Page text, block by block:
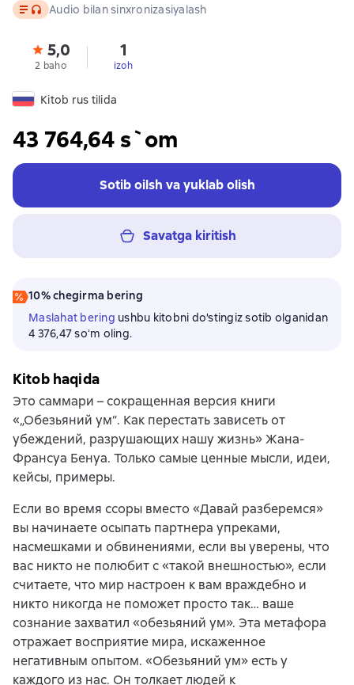
Matn, audio format mavjud
Audio bilan sinxronizasiyalash
5,0
2 baho
1
izoh
Kitob rus tilida
43 764,64 s`om
Sotib oilsh va yuklab olish
Savatga kiritish
10% chegirma bering
Maslahat bering ushbu kitobni do'stingiz sotib olganidan
4 376,47 soʻm oling.
Kitob haqida
Это саммари – сокращенная версия книги
«„Обезьяний ум“. Как перестать зависеть от
убеждений, разрушающих нашу жизнь» Жана-
Франсуа Бенуа. Только самые ценные мысли, идеи,
кейсы, примеры.
Если во время ссоры вместо «Давай разберемся»
вы начинаете осыпать партнера упреками,
насмешками и обвинениями, если вы уверены, что
вас никто не полюбит с «такой внешностью», если
считаете, что мир настроен к вам враждебно и
никто никогда не поможет просто так… ваше
сознание захватил «обезьяний ум». Эта метафора
отражает восприятие мира, искаженное
негативным опытом. «Обезьяний ум» есть у
каждого из нас. Он толкает людей к